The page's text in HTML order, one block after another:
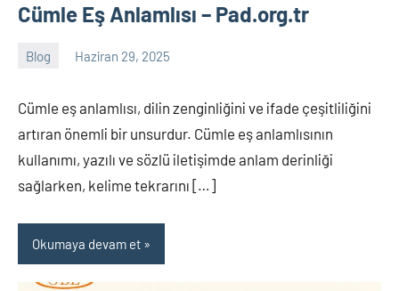
Cümle Eş Anlamlısı – Pad.org.tr
Blog Haziran 29, 2025
Tukav
Yorum
Cümle eş anlamlısı, dilin zenginliğini ve ifade çeşitliliğini
artıran önemli bir unsurdur. Cümle eş anlamlısının
kullanımı, yazılı ve sözlü iletişimde anlam derinliği
sağlarken, kelime tekrarını […]
Okumaya devam et